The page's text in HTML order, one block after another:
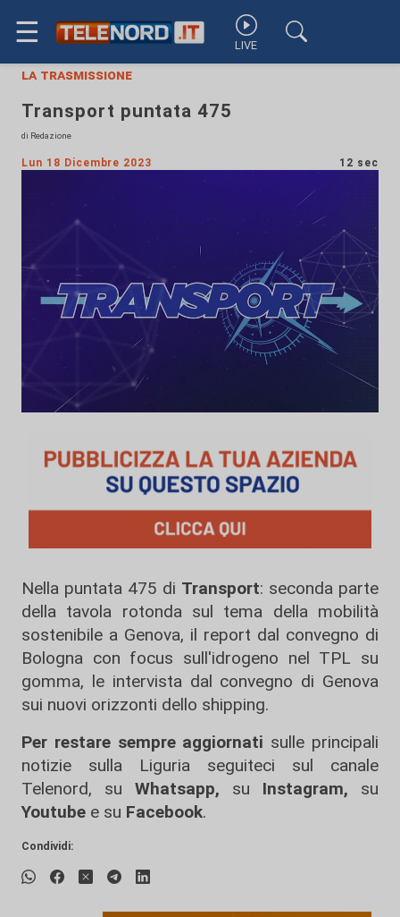
☰ LIVE
la trasmissione
Transport puntata 475
di Redazione
Lun 18 Dicembre 2023 12 sec
Nella puntata 475 di Transport: seconda parte
della tavola rotonda sul tema della mobilità
sostenibile a Genova, il report dal convegno di
Bologna con focus sull'idrogeno nel TPL su
gomma, le intervista dal convegno di Genova
sui nuovi orizzonti dello shipping.
Per restare sempre aggiornati sulle principali
notizie sulla Liguria seguiteci sul canale
Telenord, su
Whatsapp, su Instagram, su
Youtube e su Facebook.
Condividi: